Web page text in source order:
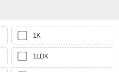
1K
1LDK